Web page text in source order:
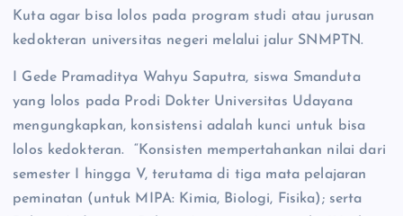
Kuta agar bisa lolos pada program studi atau jurusan
kedokteran universitas negeri melalui jalur SNMPTN.
I Gede Pramaditya Wahyu Saputra, siswa Smanduta
yang lolos pada Prodi Dokter Universitas Udayana
mengungkapkan, konsistensi adalah kunci untuk bisa
lolos kedokteran. “Konsisten mempertahankan nilai dari
semester I hingga V, terutama di tiga mata pelajaran
peminatan (untuk MIPA: Kimia, Biologi, Fisika); serta